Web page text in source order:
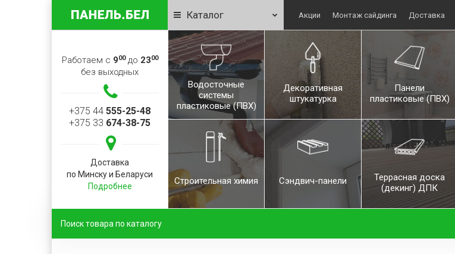
Каталог Акции Монтаж сайдинга Доставка
Работаем с 900до 2300
без выходных
+375 44 555-25-48
+375 33 674-38-75
Доставка
по Минску и Беларуси
Подробнее
Водосточные
системы
пластиковые (ПВХ)
Декоративная
штукатурка
Панели
пластиковые (ПВХ)
Строительная химия Сэндвич-панели
Террасная доска
(декинг) ДПК